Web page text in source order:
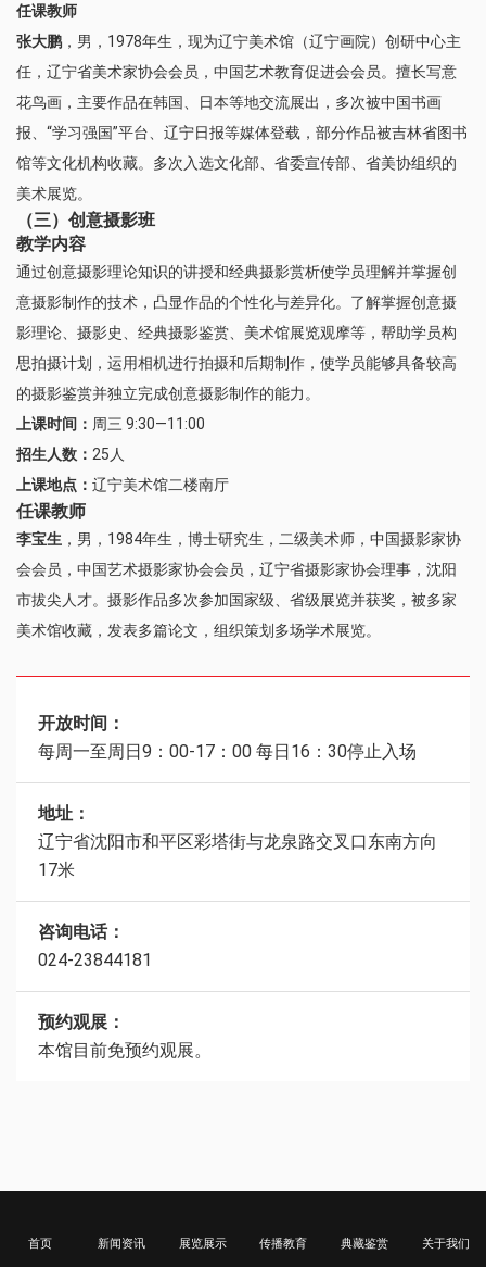
任课教师
张大鹏 ，男，1978年生，现为辽宁美术馆（辽宁画院）创研中心主
任，辽宁省美术家协会会员，中国艺术教育促进会会员。擅长写意
花鸟画，主要作品在韩国、日本等地交流展出，多次被中国书画
报、“学习强国”平台、辽宁日报等媒体登载，部分作品被吉林省图书
馆等文化机构收藏。多次入选文化部、省委宣传部、省美协组织的
美术展览。
（三）创意摄影班
教学内容
通过创意摄影理论知识的讲授和经典摄影赏析使学员理解并掌握创
意摄影制作的技术，凸显作品的个性化与差异化。了解掌握创意摄
影理论、摄影史、经典摄影鉴赏、美术馆展览观摩等，帮助学员构
思拍摄计划，运用相机进行拍摄和后期制作，使学员能够具备较高
的摄影鉴赏并独立完成创意摄影制作的能力。
上课时间： 周三 9:30—11:00
招生人数： 25人
上课地点： 辽宁美术馆二楼南厅
任课教师
李宝生 ，男，1984年生，博士研究生，二级美术师，中国摄影家协
会会员，中国艺术摄影家协会会员，辽宁省摄影家协会理事，沈阳
市拔尖人才。摄影作品多次参加国家级、省级展览并获奖，被多家
美术馆收藏，发表多篇论文，组织策划多场学术展览。
开放时间：
每周一至周日9：00-17：00 每日16：30停止入场
地址：
辽宁省沈阳市和平区彩塔街与龙泉路交叉口东南方向
17米
咨询电话：
024-23844181
预约观展：
本馆目前免预约观展。
首页 新闻资讯 展览展示 传播教育 典藏鉴赏 关于我们